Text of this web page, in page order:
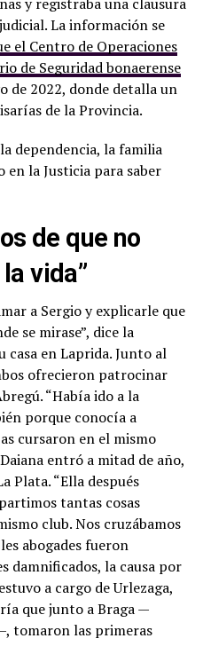
La información se
el Centro de Operaciones
de Seguridad bonaerense
de 2022, donde detalla un
de la Provincia.
dependencia, la familia
la Justicia para saber
de que no
vida”
a Sergio y explicarle que
se mirase”, dice la
casa en Laprida. Junto al
ofrecieron patrocinar
“Había ido a la
porque conocía a
cursaron en el mismo
entró a mitad de año,
Plata. “Ella después
tantas cosas
club. Nos cruzábamos
abogades fueron
damnificados, la causa por
a cargo de Urlezaga,
que junto a Braga —
tomaron las primeras